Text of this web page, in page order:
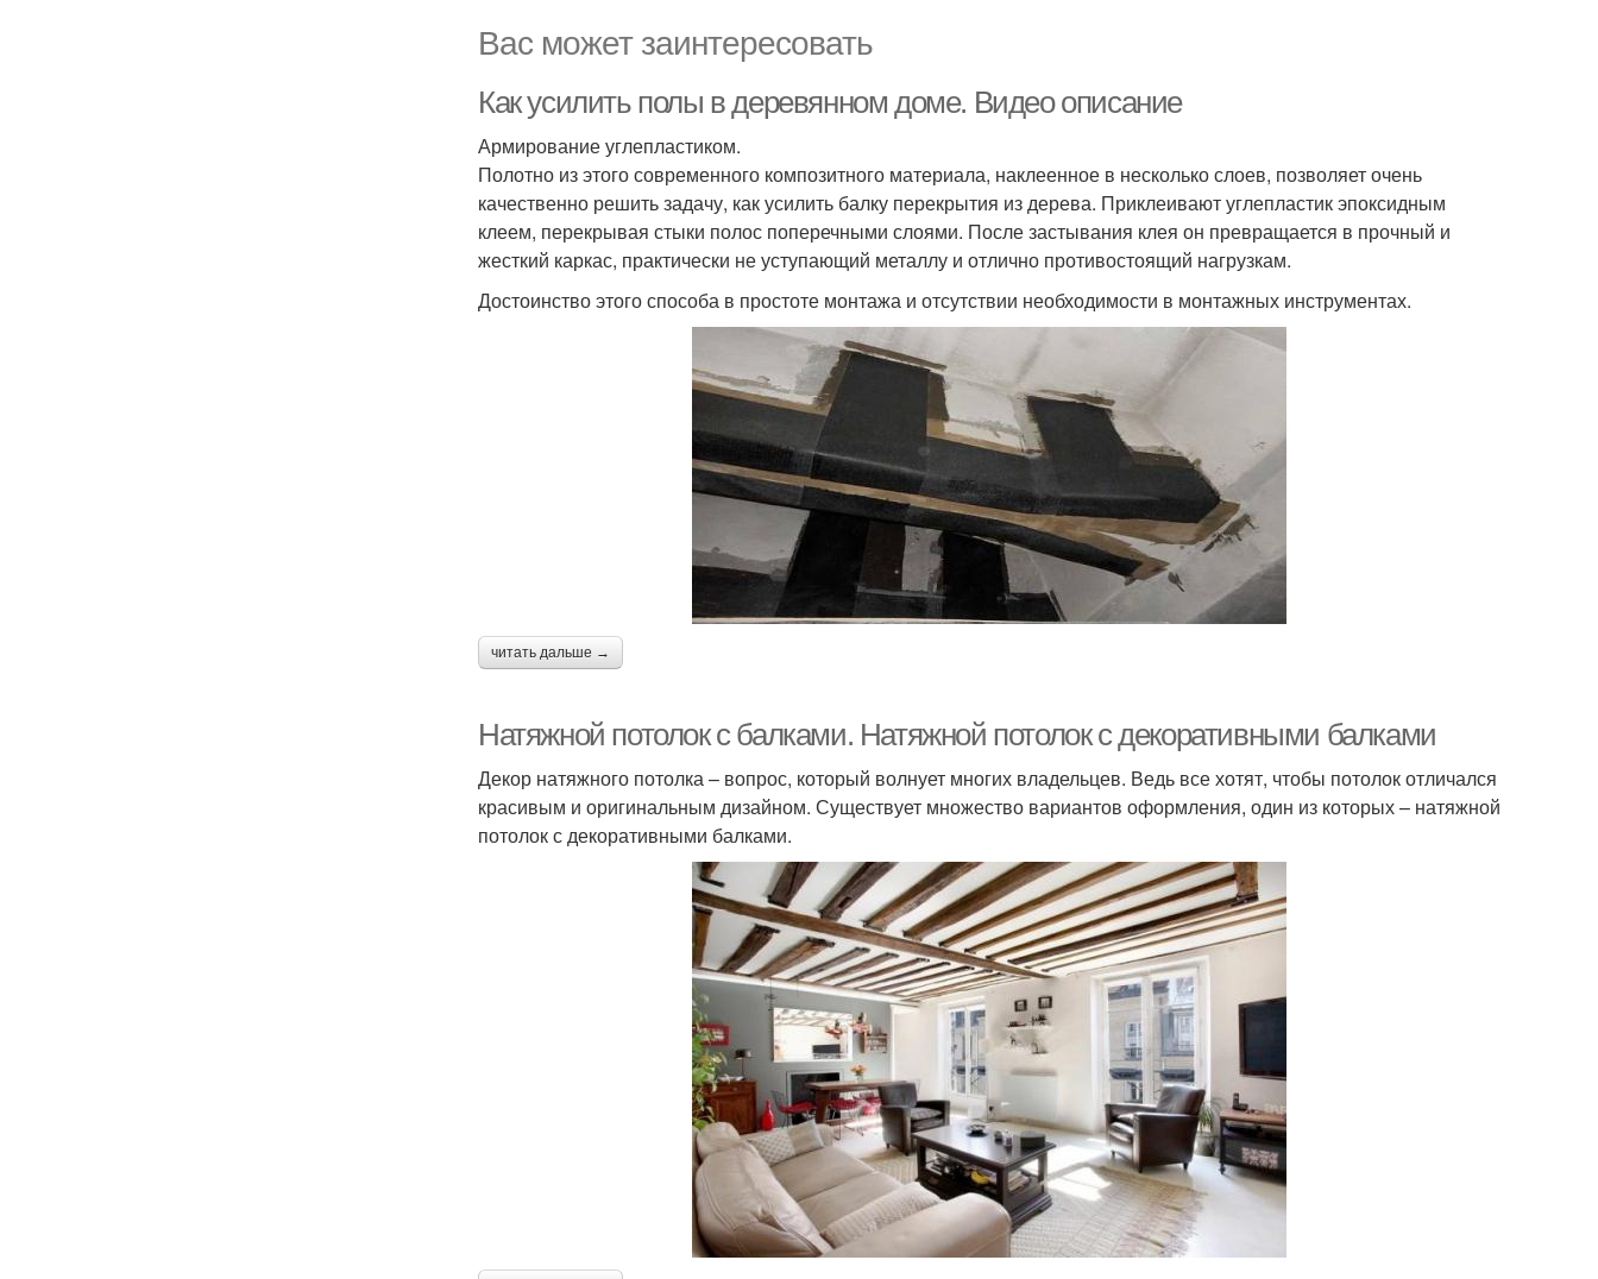
Вас может заинтересовать
Как усилить полы в деревянном доме. Видео описание
Армирование углепластиком.
Полотно из этого современного композитного материала, наклеенное в несколько слоев, позволяет очень
качественно решить задачу, как усилить балку перекрытия из дерева. Приклеивают углепластик эпоксидным
клеем, перекрывая стыки полос поперечными слоями. После застывания клея он превращается в прочный и
жесткий каркас, практически не уступающий металлу и отлично противостоящий нагрузкам.
Достоинство этого способа в простоте монтажа и отсутствии необходимости в монтажных инструментах.
читать дальше →
Натяжной потолок с балками. Натяжной потолок с декоративными балками
Декор натяжного потолка – вопрос, который волнует многих владельцев. Ведь все хотят, чтобы потолок отличался
красивым и оригинальным дизайном. Существует множество вариантов оформления, один из которых – натяжной
потолок с декоративными балками.